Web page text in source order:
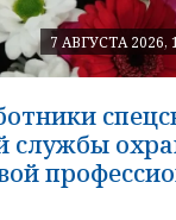
7 АВГУСТА 2026,
службы